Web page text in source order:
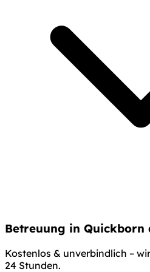
Betreuung in Quickborn
Kostenlos & unverbindlich –
24 Stunden.